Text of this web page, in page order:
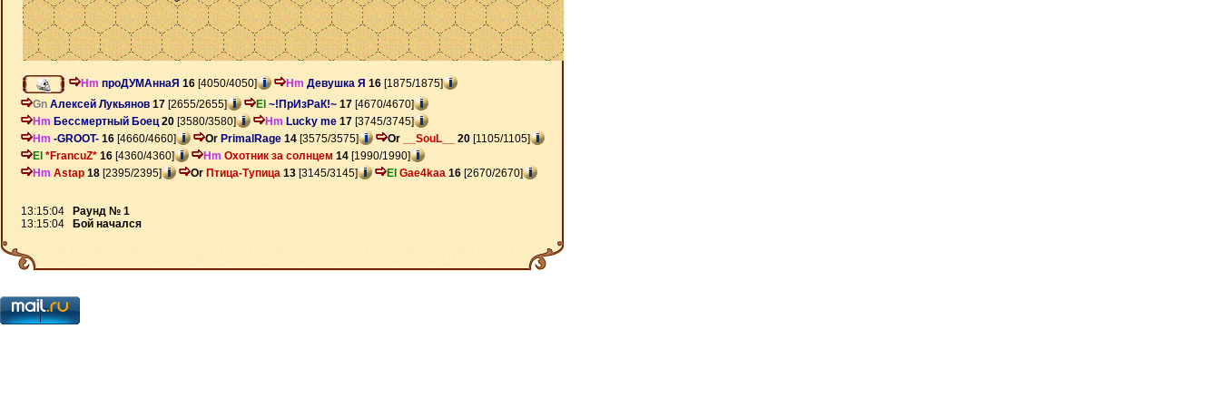
Hm проДУМАннаЯ 16 [4050/4050] Hm Девушка Я 16 [1875/1875]
Gn Алексей Лукьянов 17 [2655/2655] El ~!ПрИзРаК!~ 17 [4670/4670]
Hm Бессмертный Боец 20 [3580/3580] Hm Lucky me 17 [3745/3745]
Hm -GROOT- 16 [4660/4660] Or PrimalRage 14 [3575/3575] Or __SouL__ 20 [1105/1105]
El *FrancuZ* 16 [4360/4360] Hm Охотник за солнцем 14 [1990/1990]
Hm Astap 18 [2395/2395] Or Птица-Тупица 13 [3145/3145] El Gae4kaa 16 [2670/2670]
13:15:04
Раунд № 1
13:15:04
Бой начался